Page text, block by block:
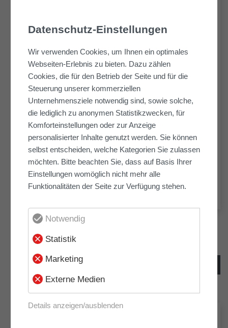
vermeintlich altbekannte Themen. Im
bei Wein, Bier und Snacks im
Mittel%%punkt.
Zurück zur Übersicht
VORHERIGER
ARTIKEL
Datenschutz-Einstellungen
Wir verwenden Cookies, um Ihnen ein optimales
Webseiten-Erlebnis zu bieten. Dazu zählen
Cookies, die für den Betrieb der Seite und für die
Steuerung unserer kommerziellen
Unternehmensziele notwendig sind, sowie solche,
die lediglich zu anonymen Statistikzwecken, für
Komforteinstellungen oder zur Anzeige
personalisierter Inhalte genutzt werden. Sie können
selbst entscheiden, welche Kategorien Sie zulassen
möchten. Bitte beachten Sie, dass auf Basis Ihrer
Einstellungen womöglich nicht mehr alle
Funktionalitäten der Seite zur Verfügung stehen.
Notwendig
Statistik
Marketing
Externe Medien
Details anzeigen/ausblenden